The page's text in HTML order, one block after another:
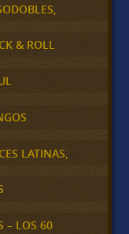
& ROLL
LATINAS,
– LOS 60